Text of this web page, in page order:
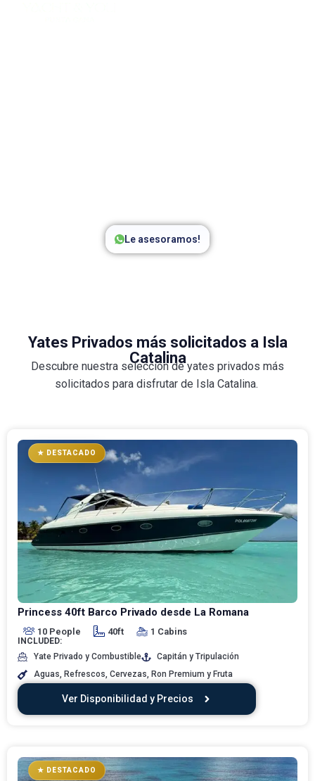
Le asesoramos!
Yates Privados más solicitados a Isla
Catalina
Descubre nuestra selección de yates privados más
solicitados para disfrutar de Isla Catalina.
★ DESTACADO
Princess 40ft Barco Privado desde La Romana
10 People 40ft 1 Cabins
INCLUDED:
Yate Privado y Combustible
Capitán y Tripulación
Aguas, Refrescos, Cervezas, Ron Premium y Fruta
Ver Disponibilidad y Precios
★ DESTACADO